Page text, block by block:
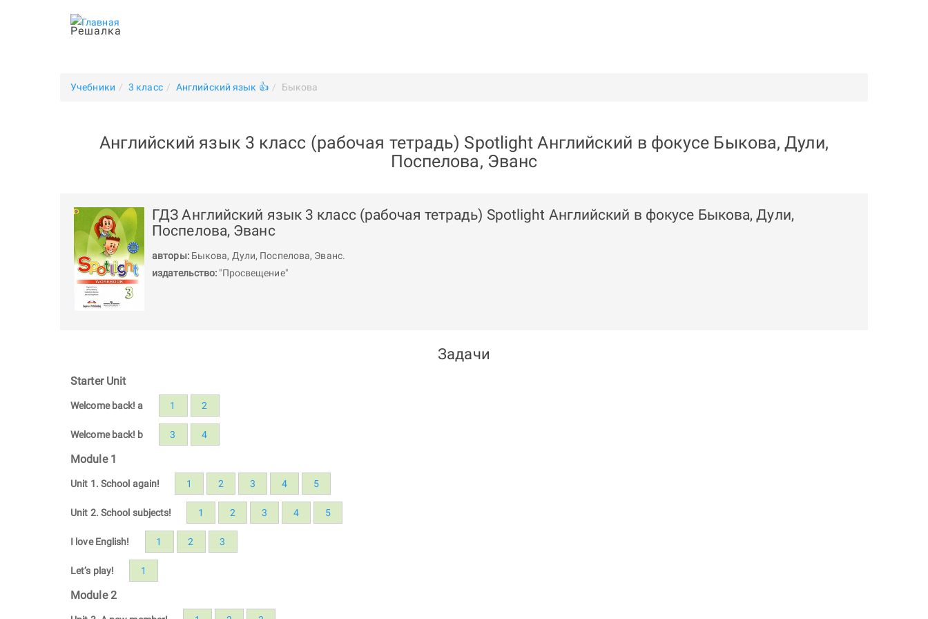
Решалка
Учебники 3 класс Английский язык 👍 Быкова
Английский язык 3 класс (рабочая тетрадь) Spotlight Английский в фокусе Быкова, Дули,
Поспелова, Эванс
ГДЗ Английский язык 3 класс (рабочая тетрадь) Spotlight Английский в фокусе Быкова, Дули,
Поспелова, Эванс
авторы: Быкова, Дули, Поспелова, Эванс.
издательство: "Просвещение"
Задачи
Starter Unit
Welcome back! a 1 2
Welcome back! b 3 4
Module 1
Unit 1. School again! 1 2 3 4 5
Unit 2. School subjects! 1 2 3 4 5
I love English! 1 2 3
Let’s play! 1
Module 2